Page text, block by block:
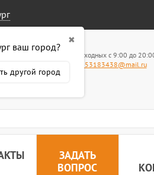
✖
ваш город?
другой город
Работаем без выходных с 9:00 до
89653183438@mail.ru
ЗАДАТЬ
ВОПРОС